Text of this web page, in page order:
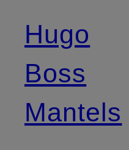
Hugo
Boss
Mantels